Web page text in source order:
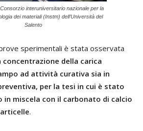
interuniversitario nazionale per la
dei materiali (Instm) dell’Università del
Salento
sperimentali è stata osservata
concentrazione della carica
ad attività curativa sia in
per la tesi in cui è stato
miscela con il carbonato di calcio
.